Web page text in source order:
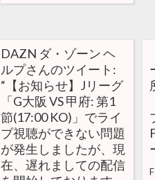
DAZN ダ・ゾーン ヘ
ルプさんのツイート:
“【お知らせ】Jリーグ
「G大阪 VS 甲府: 第1
節(17:00 KO)」でライ
ブ視聴ができない問題
が発生しましたが、現
在、遅れましての配信